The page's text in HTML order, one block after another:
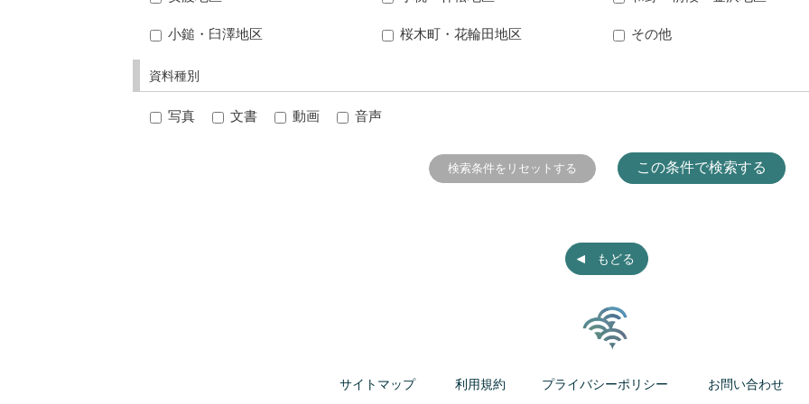
小鎚・臼澤地区 桜木町・花輪田地区 その他
資料種別
写真 文書 動画 音声
もどる
サイトマップ 利用規約 プライバシーポリシー お問い合わせ